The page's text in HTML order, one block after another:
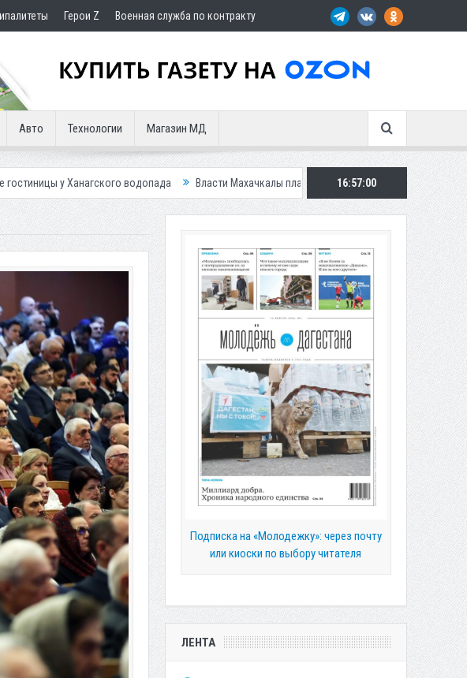
Герои Z Военная служба по контракту
Авто Технологии Магазин МД
водопада Власти Махачкалы планирует внедрить новую систему для улучшения
16:57:02
Подписка на «Молодежку»: через почту
или киоски по выбору читателя
ЛЕНТА